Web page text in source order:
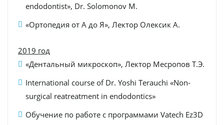
endodontist», Dr. Solomonov M.
«Ортопедия от А до Я», Лектор Олексик А.
2019 год
«Дентальный микроскоп», Лектор Месропов Т.Э.
International course of Dr. Yoshi Terauchi «Non-
surgical reatreatment in endodontics»
Обучение по работе с программами Vatech Ez3D